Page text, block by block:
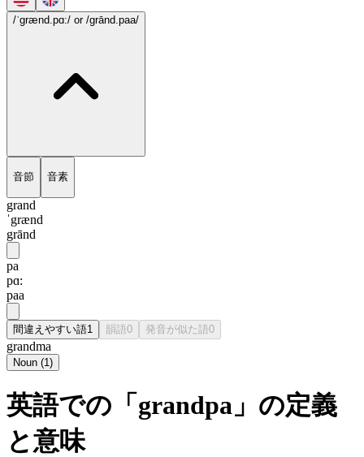
/ˈgrænd.pɑ:/ or /grānd.paa/
音節 音素
grand
ˈgrænd
grānd
pa
pɑ:
paa
間違えやすい語1 韻語0 発音が似た語0
grandma
Noun (1)
英語での「grandpa」の定義
と意味